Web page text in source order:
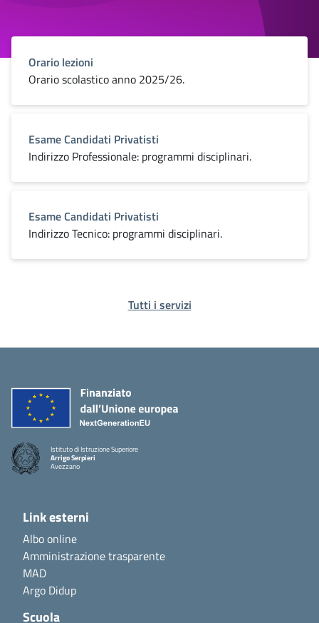
Orario lezioni
Orario scolastico anno 2025/26.
Esame Candidati Privatisti
Indirizzo Professionale: programmi disciplinari.
Esame Candidati Privatisti
Indirizzo Tecnico: programmi disciplinari.
Tutti i servizi
Istituto di Istruzione Superiore
Arrigo Serpieri
Avezzano
Link esterni
Albo online
Amministrazione trasparente
MAD
Argo Didup
Scuola